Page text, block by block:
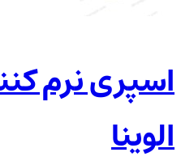
اسپری نرم
الوینا